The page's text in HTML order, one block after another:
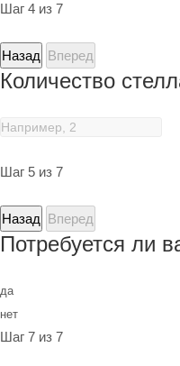
Шаг 4 из 7
Назад Вперед
Количество
Шаг 5 из 7
Назад Вперед
Потребуется ли
да
нет
Шаг 7 из 7